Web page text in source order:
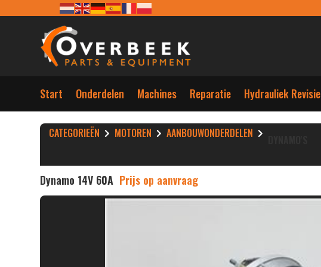
Start Onderdelen Machines Reparatie Hydrauliek Revisie
CATEGORIEËN MOTOREN AANBOUWONDERDELEN
Dynamo 14V 60A Prijs op aanvraag